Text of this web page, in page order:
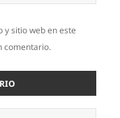
sitio web en este
comentario.